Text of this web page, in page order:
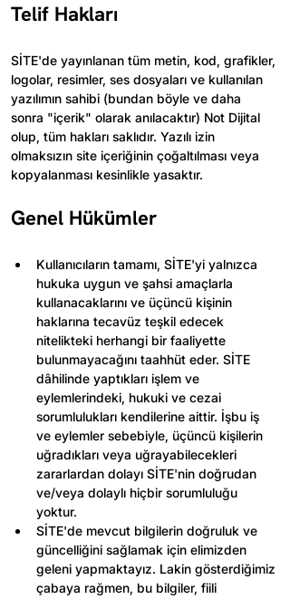
Telif Hakları
SİTE'de yayınlanan tüm metin, kod, grafikler,
logolar, resimler, ses dosyaları ve kullanılan
yazılımın sahibi (bundan böyle ve daha
sonra "içerik" olarak anılacaktır) Not Dijital
olup, tüm hakları saklıdır. Yazılı izin
olmaksızın site içeriğinin çoğaltılması veya
kopyalanması kesinlikle yasaktır.
Genel Hükümler
Kullanıcıların tamamı, SİTE'yi yalnızca
hukuka uygun ve şahsi amaçlarla
kullanacaklarını ve üçüncü kişinin
haklarına tecavüz teşkil edecek
nitelikteki herhangi bir faaliyette
bulunmayacağını taahhüt eder. SİTE
dâhilinde yaptıkları işlem ve
eylemlerindeki, hukuki ve cezai
sorumlulukları kendilerine aittir. İşbu iş
ve eylemler sebebiyle, üçüncü kişilerin
uğradıkları veya uğrayabilecekleri
zararlardan dolayı SİTE'nin doğrudan
ve/veya dolaylı hiçbir sorumluluğu
yoktur.
SİTE'de mevcut bilgilerin doğruluk ve
güncelliğini sağlamak için elimizden
geleni yapmaktayız. Lakin gösterdiğimiz
çabaya rağmen, bu bilgiler, fiili